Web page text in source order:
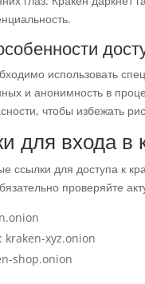
использовать
и анонимность в
чтобы избежать
для входа в
ссылки для доступа к
проверяйте
kraken-xyz.onion
shop.onion